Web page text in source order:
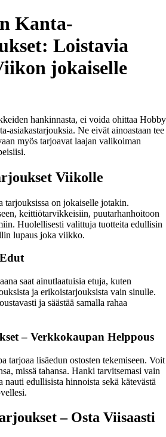
Kanta-
Loistavia
jokaiselle
hankinnasta, ei voida ohittaa Hobby
asiakastarjouksia. Ne eivät ainoastaan tee
myös tarjoavat laajan valikoiman
Viikolle
on jokaiselle jotakin.
keittiötarvikkeisiin, puutarhanhoitoon
Huolellisesti valittuja tuotteita edullisin
lupaus joka viikko.
saat ainutlaatuisia etuja, kuten
ja erikoistarjouksista vain sinulle.
ja säästää samalla rahaa
– Verkkokaupan Helppous
tarjoaa lisäedun ostosten tekemiseen. Voit
missä tahansa. Hanki tarvitsemasi vain
edullisista hinnoista sekä kätevästä
– Osta Viisaasti